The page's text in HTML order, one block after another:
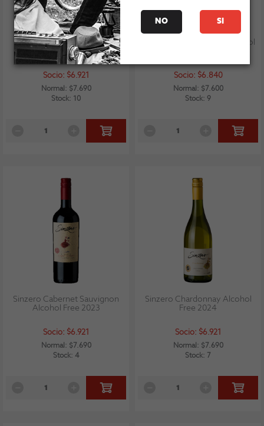
Sinzero Carmenere Alcohol
Free 2024
Socio: $6.921
Normal: $7.690
Stock: 10
Undurraga Espumante Alcohol
Socio: $6.840
Normal: $7.600
Stock: 9
Sinzero Cabernet Sauvignon
Alcohol Free 2023
Socio: $6.921
Normal: $7.690
Stock: 4
Sinzero Chardonnay Alcohol
Free 2024
Socio: $6.921
Normal: $7.690
Stock: 7
NO SI